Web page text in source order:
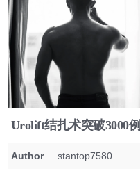
Urolift结扎术突破3000例
Author stantop7580